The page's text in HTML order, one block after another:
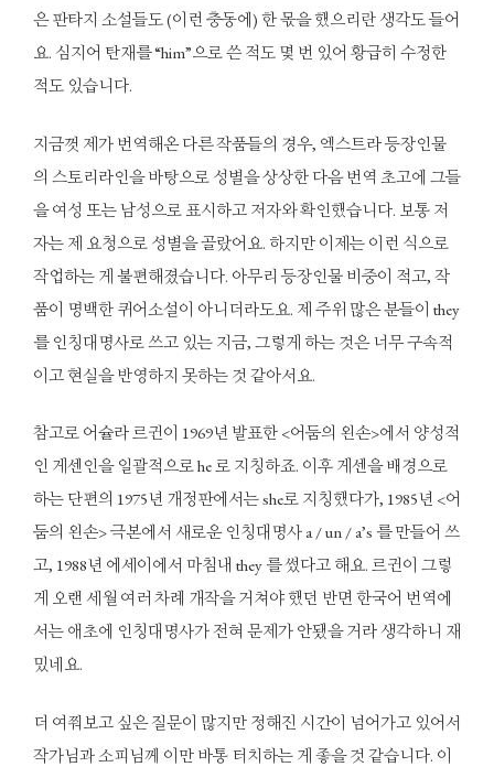
은 판타지 소설들도 (이런 충동에) 한 몫을 했으리란 생각도 들어
요. 심지어 탄재를 “him”으로 쓴 적도 몇 번 있어 황급히 수정한
적도 있습니다.
지금껏 제가 번역해온 다른 작품들의 경우, 엑스트라 등장인물
의 스토리라인을 바탕으로 성별을 상상한 다음 번역 초고에 그들
을 여성 또는 남성으로 표시하고 저자와 확인했습니다. 보통 저
자는 제 요청으로 성별을 골랐어요. 하지만 이제는 이런 식으로
작업하는 게 불편해졌습니다. 아무리 등장인물 비중이 적고, 작
품이 명백한 퀴어소설이 아니더라도요. 제 주위 많은 분들이 they
를 인칭대명사로 쓰고 있는 지금, 그렇게 하는 것은 너무 구속적
이고 현실을 반영하지 못하는 것 같아서요.
참고로 어슐라 르귄이 1969년 발표한 <어둠의 왼손>에서 양성적
인 게센인을 일괄적으로 he 로 지칭하죠. 이후 게센을 배경으로
하는 단편의 1975년 개정판에서는 she로 지칭했다가, 1985년 <어
둠의 왼손> 극본에서 새로운 인칭대명사 a / un / a’s 를 만들어 쓰
고, 1988년 에세이에서 마침내 they 를 썼다고 해요. 르귄이 그렇
게 오랜 세월 여러 차례 개작을 거쳐야 했던 반면 한국어 번역에
서는 애초에 인칭대명사가 전혀 문제가 안됐을 거라 생각하니 재
밌네요.
더 여쭤보고 싶은 질문이 많지만 정해진 시간이 넘어가고 있어서
작가님과 소피님께 이만 바통 터치하는 게 좋을 것 같습니다. 이